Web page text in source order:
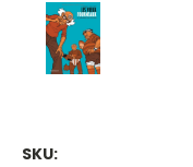
SKU: